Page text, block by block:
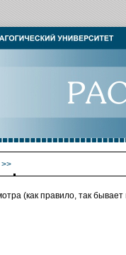
>>
(как правило, так